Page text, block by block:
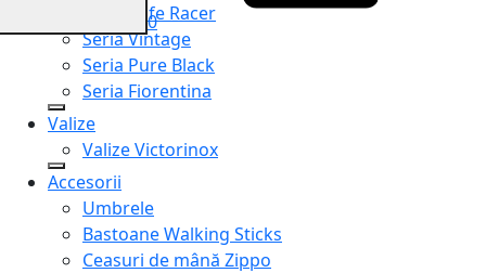
Seria Cafe Racer
Seria Vintage
Seria Pure Black
Seria Fiorentina
Valize
Valize Victorinox
Accesorii
Umbrele
Bastoane Walking Sticks
Ceasuri de mână Zippo
0